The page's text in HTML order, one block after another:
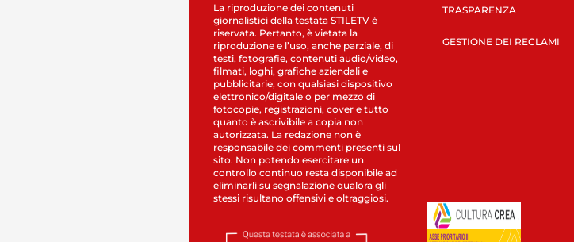
La riproduzione dei contenuti
giornalistici della testata STILETV è
riservata. Pertanto, è vietata la
riproduzione e l’uso, anche parziale, di
testi, fotografie, contenuti audio/video,
filmati, loghi, grafiche aziendali e
pubblicitarie, con qualsiasi dispositivo
elettronico/digitale o per mezzo di
fotocopie, registrazioni, cover e tutto
quanto è ascrivibile a copia non
autorizzata. La redazione non è
responsabile dei commenti presenti sul
sito. Non potendo esercitare un
controllo continuo resta disponibile ad
eliminarli su segnalazione qualora gli
stessi risultano offensivi e oltraggiosi.
TRASPARENZA
GESTIONE DEI RECLAMI